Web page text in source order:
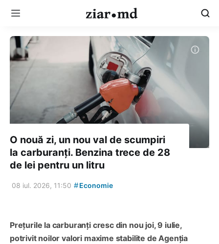
O nouă zi, un nou val de scumpiri
la carburanți. Benzina trece de 28
de lei pentru un litru
08 iul. 2026, 11:50 #Economie
Prețurile la carburanți cresc din nou joi, 9 iulie,
potrivit noilor valori maxime stabilite de Agenția